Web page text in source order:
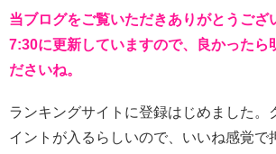
当ブログをご覧いただきありがとうござ
7:30に更新していますので、良かったら
ださいね。
ランキングサイトに登録はじめました。
イントが入るらしいので、いいね感覚で